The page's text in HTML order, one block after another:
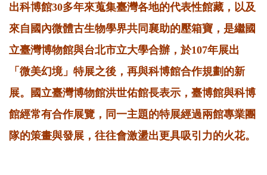
出科博館30多年來蒐集臺灣各地的代表性館藏，以及
來自國內微體古生物學界共同襄助的壓箱寶，是繼國
立臺灣博物館與台北市立大學合辦，於107年展出
「微美幻境」特展之後，再與科博館合作規劃的新
展。國立臺灣博物館洪世佑館長表示，臺博館與科博
館經常有合作展覽，同一主題的特展經過兩館專業團
隊的策畫與發展，往往會激盪出更具吸引力的火花。